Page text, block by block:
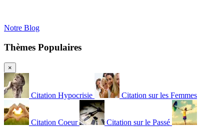
Notre Blog
Thèmes Populaires
×
Citation Hypocrisie Citation sur les Femmes
Citation Coeur Citation sur le Passé